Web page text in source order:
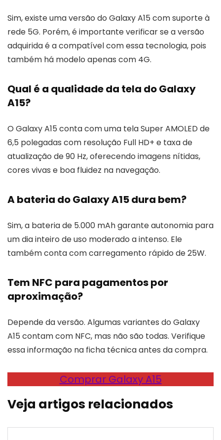
Sim, existe uma versão do Galaxy A15 com suporte à
rede 5G. Porém, é importante verificar se a versão
adquirida é a compatível com essa tecnologia, pois
também há modelo apenas com 4G.
Qual é a qualidade da tela do Galaxy
A15?
O Galaxy A15 conta com uma tela Super AMOLED de
6,5 polegadas com resolução Full HD+ e taxa de
atualização de 90 Hz, oferecendo imagens nítidas,
cores vivas e boa fluidez na navegação.
A bateria do Galaxy A15 dura bem?
Sim, a bateria de 5.000 mAh garante autonomia para
um dia inteiro de uso moderado a intenso. Ele
também conta com carregamento rápido de 25W.
Tem NFC para pagamentos por
aproximação?
Depende da versão. Algumas variantes do Galaxy
A15 contam com NFC, mas não são todas. Verifique
essa informação na ficha técnica antes da compra.
Comprar Galaxy A15
Veja artigos relacionados